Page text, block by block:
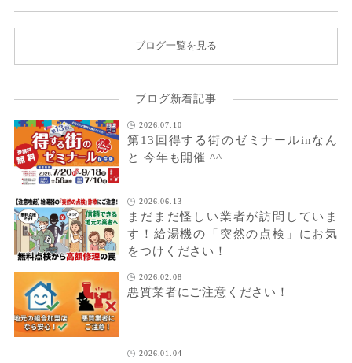
ブログ一覧を見る
ブログ新着記事
2026.07.10
第13回得する街のゼミナールinなん
と 今年も開催 ^^
2026.06.13
まだまだ怪しい業者が訪問していま
す！給湯機の「突然の点検」にお気
をつけください！
2026.02.08
悪質業者にご注意ください！
2026.01.04